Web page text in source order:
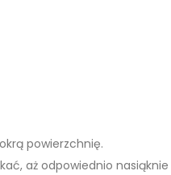
powierzchnię.
aż odpowiednio nasiąknie